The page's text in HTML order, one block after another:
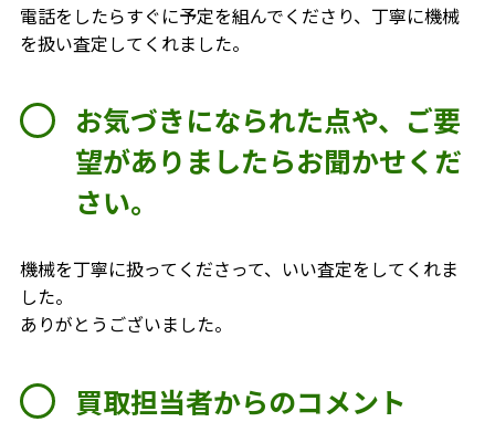
電話をしたらすぐに予定を組んでくださり、丁寧に機械
を扱い査定してくれました。
お気づきになられた点や、ご要
望がありましたらお聞かせくだ
さい。
機械を丁寧に扱ってくださって、いい査定をしてくれま
した。
ありがとうございました。
買取担当者からのコメント